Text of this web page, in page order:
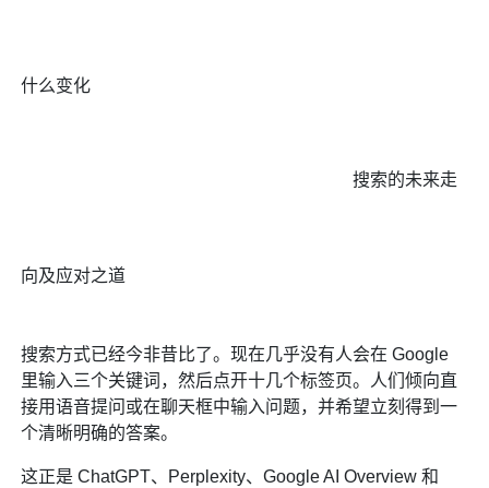
什么变化
搜索的未来走
向及应对之道
搜索方式已经今非昔比了。现在几乎没有人会在 Google
里输入三个关键词，然后点开十几个标签页。人们倾向直
接用语音提问或在聊天框中输入问题，并希望立刻得到一
个清晰明确的答案。
这正是 ChatGPT、Perplexity、Google AI Overview 和